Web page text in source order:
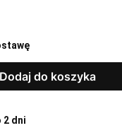
Dodaj do koszyka
2 dni